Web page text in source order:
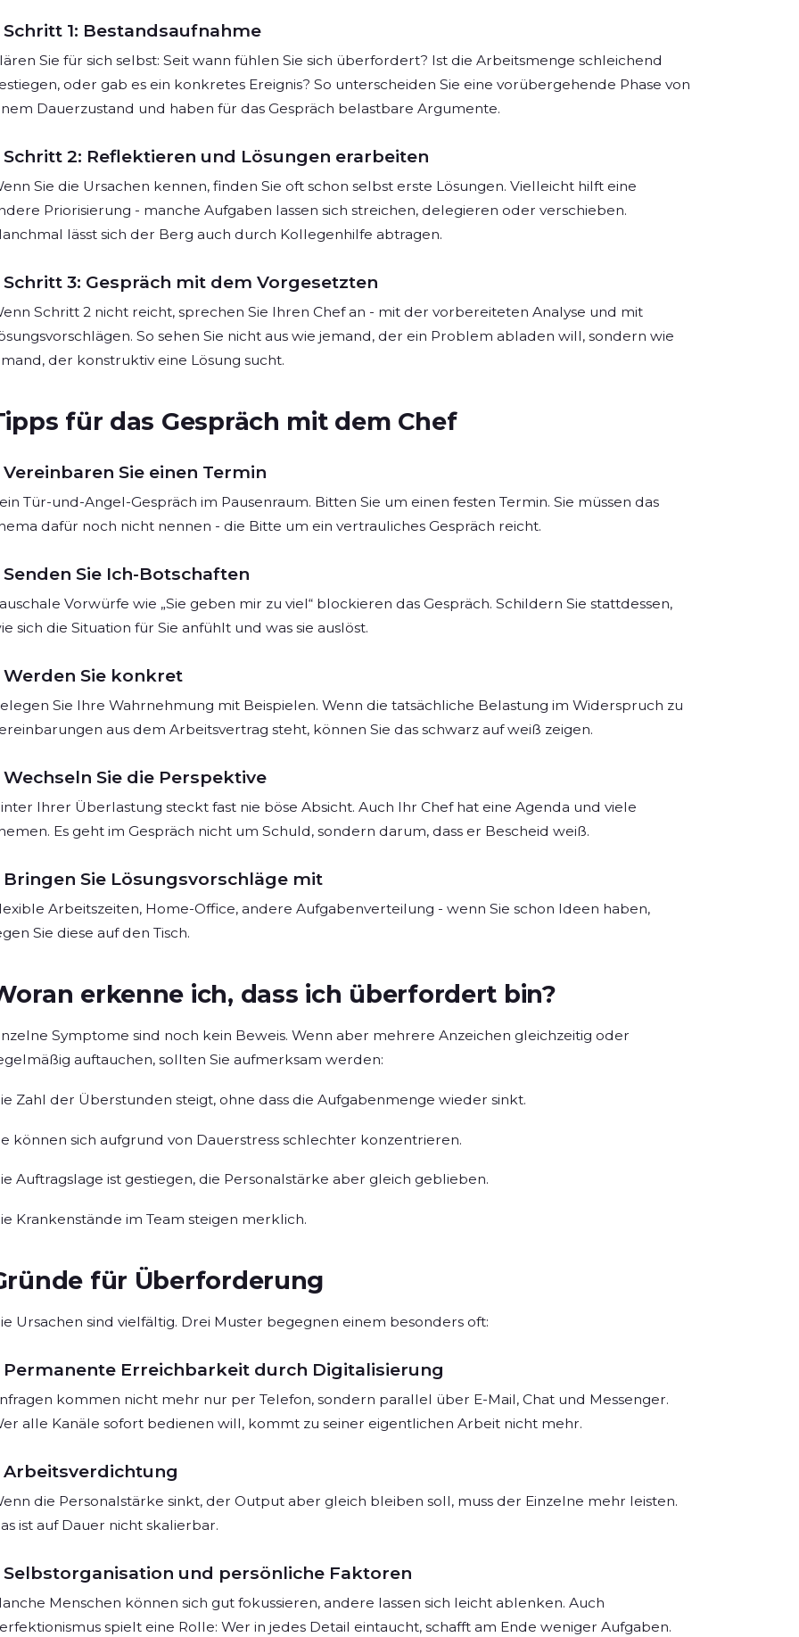
Schritt 1: Bestandsaufnahme
Sie für sich selbst: Seit wann fühlen Sie sich überfordert? Ist die Arbeitsmenge schleichend
oder gab es ein konkretes Ereignis? So unterscheiden Sie eine vorübergehende Phase von
Dauerzustand und haben für das Gespräch belastbare Argumente.
Schritt 2: Reflektieren und Lösungen erarbeiten
Sie die Ursachen kennen, finden Sie oft schon selbst erste Lösungen. Vielleicht hilft eine
Priorisierung - manche Aufgaben lassen sich streichen, delegieren oder verschieben.
lässt sich der Berg auch durch Kollegenhilfe abtragen.
Schritt 3: Gespräch mit dem Vorgesetzten
Schritt 2 nicht reicht, sprechen Sie Ihren Chef an - mit der vorbereiteten Analyse und mit
So sehen Sie nicht aus wie jemand, der ein Problem abladen will, sondern wie
der konstruktiv eine Lösung sucht.
für das Gespräch mit dem Chef
Vereinbaren Sie einen Termin
Tür-und-Angel-Gespräch im Pausenraum. Bitten Sie um einen festen Termin. Sie müssen das
dafür noch nicht nennen - die Bitte um ein vertrauliches Gespräch reicht.
Senden Sie Ich-Botschaften
Vorwürfe wie „Sie geben mir zu viel“ blockieren das Gespräch. Schildern Sie stattdessen,
sich die Situation für Sie anfühlt und was sie auslöst.
Werden Sie konkret
Sie Ihre Wahrnehmung mit Beispielen. Wenn die tatsächliche Belastung im Widerspruch zu
aus dem Arbeitsvertrag steht, können Sie das schwarz auf weiß zeigen.
Wechseln Sie die Perspektive
Ihrer Überlastung steckt fast nie böse Absicht. Auch Ihr Chef hat eine Agenda und viele
Es geht im Gespräch nicht um Schuld, sondern darum, dass er Bescheid weiß.
Bringen Sie Lösungsvorschläge mit
Arbeitszeiten, Home-Office, andere Aufgabenverteilung - wenn Sie schon Ideen haben,
Sie diese auf den Tisch.
erkenne ich, dass ich überfordert bin?
Symptome sind noch kein Beweis. Wenn aber mehrere Anzeichen gleichzeitig oder
auftauchen, sollten Sie aufmerksam werden:
Zahl der Überstunden steigt, ohne dass die Aufgabenmenge wieder sinkt.
können sich aufgrund von Dauerstress schlechter konzentrieren.
Auftragslage ist gestiegen, die Personalstärke aber gleich geblieben.
Krankenstände im Team steigen merklich.
für Überforderung
Ursachen sind vielfältig. Drei Muster begegnen einem besonders oft:
Permanente Erreichbarkeit durch Digitalisierung
kommen nicht mehr nur per Telefon, sondern parallel über E-Mail, Chat und Messenger.
alle Kanäle sofort bedienen will, kommt zu seiner eigentlichen Arbeit nicht mehr.
Arbeitsverdichtung
die Personalstärke sinkt, der Output aber gleich bleiben soll, muss der Einzelne mehr leisten.
ist auf Dauer nicht skalierbar.
Selbstorganisation und persönliche Faktoren
Menschen können sich gut fokussieren, andere lassen sich leicht ablenken. Auch
spielt eine Rolle: Wer in jedes Detail eintaucht, schafft am Ende weniger Aufgaben.